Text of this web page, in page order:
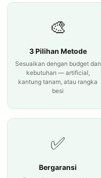
🎨
3 Pilihan Metode
Sesuaikan dengan budget dan
kebutuhan — artificial,
kantung tanam, atau rangka
besi
✅
Bergaransi